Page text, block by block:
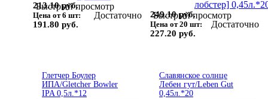
Быстрый просмотр
213.10 руб.
Цена от 6 шт:
191.80 руб.
Достаточно Быстрый просмотр
249.10 руб.
Цена от 20 шт:
227.20 руб.
Достаточно
Глетчер Боулер
ИПА/Gletcher Bowler
IPA 0,5л.*12
Славянское солнце
Лебен гут/Leben Gut
0,45л.*20